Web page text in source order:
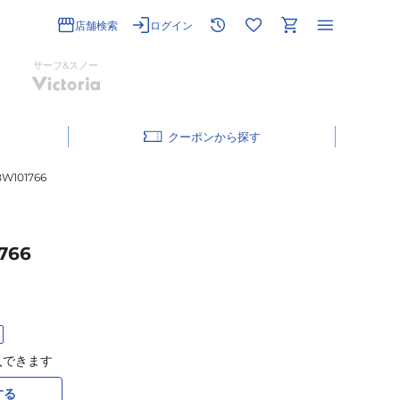
店舗検索 ログイン
サーフ&スノー
クーポン
きます
る